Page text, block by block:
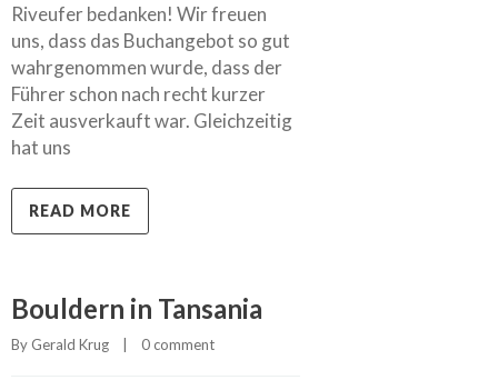
Riveufer bedanken! Wir freuen
uns, dass das Buchangebot so gut
wahrgenommen wurde, dass der
Führer schon nach recht kurzer
Zeit ausverkauft war. Gleichzeitig
hat uns
READ MORE
Bouldern in Tansania
By Gerald Krug 0 comment